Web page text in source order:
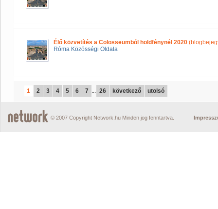
Élő közvetítés a Colosseumból holdfénynél 2020
Róma Közösségi Oldala
1 2 3 4 5 6 7 ... 26 következő utolsó
© 2007 Copyright Network.hu Minden jog fenntartva.